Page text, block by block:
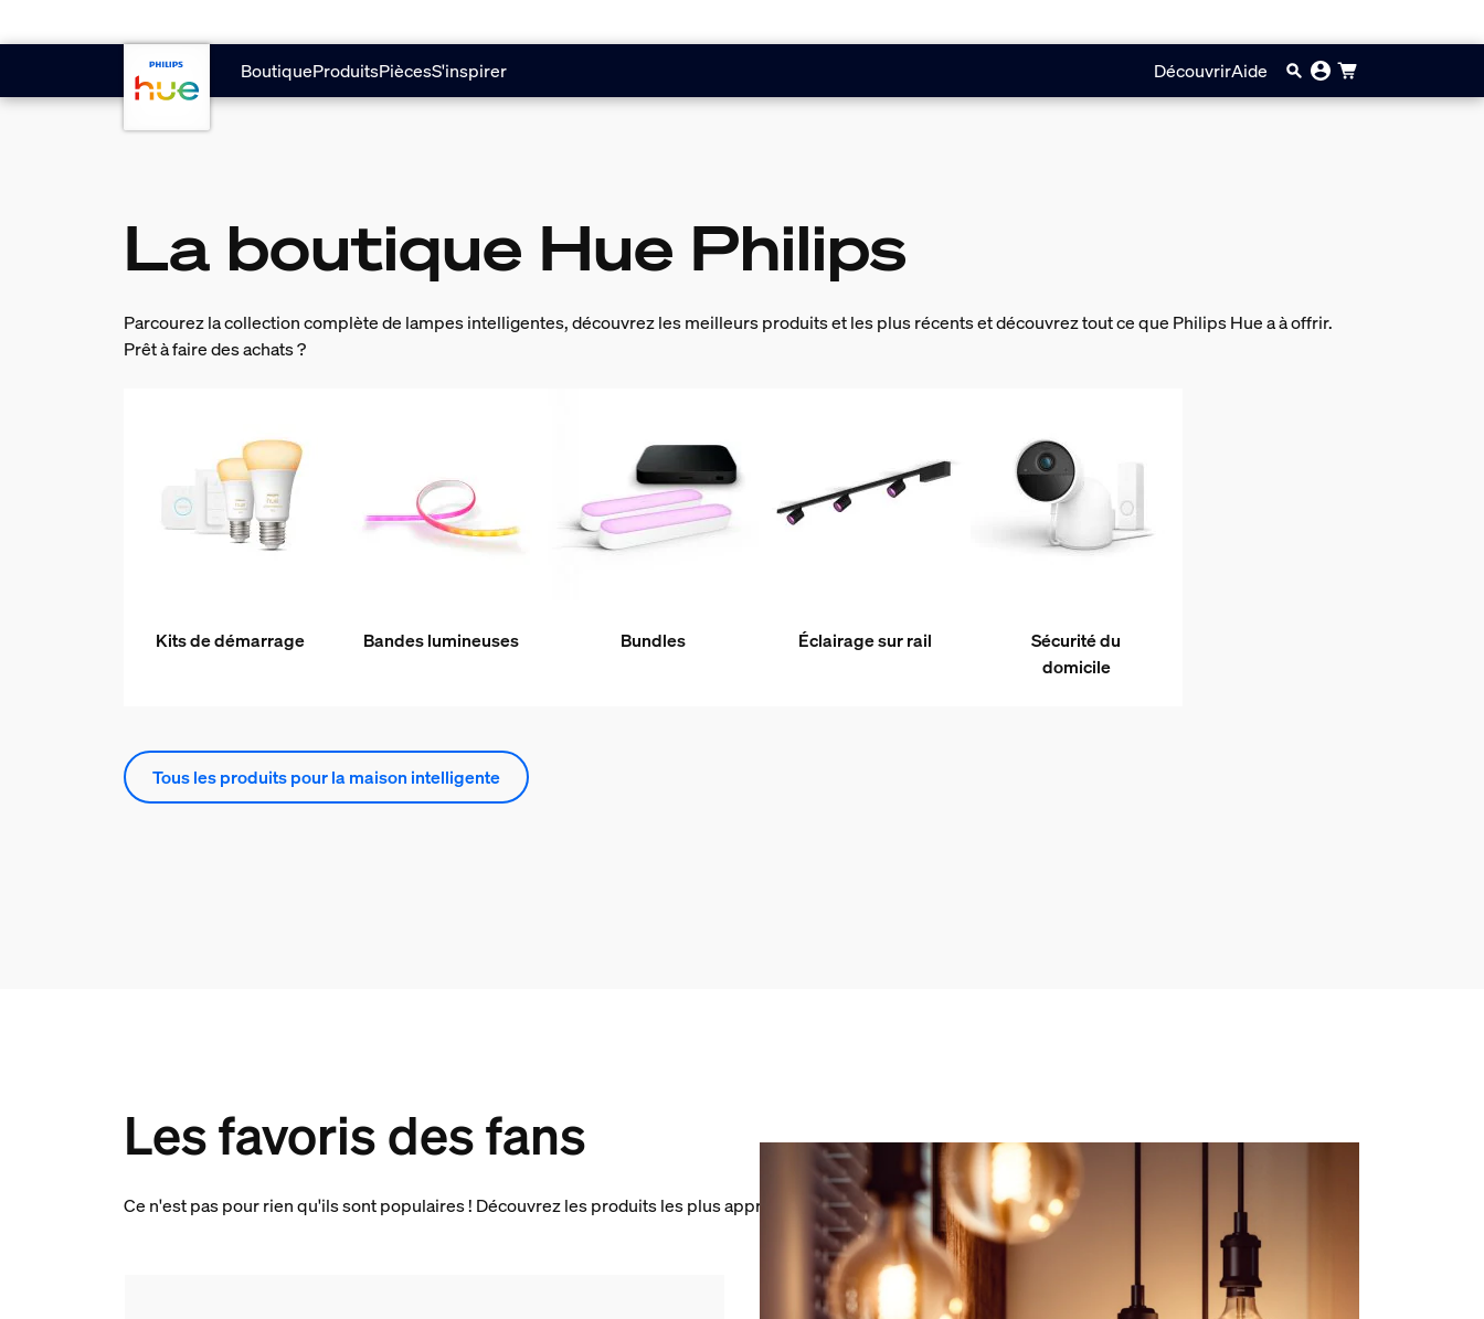
BoutiqueProduitsPiècesS'inspirer DécouvrirAide
La boutique Hue Philips
Parcourez la collection complète de lampes intelligentes, découvrez les meilleurs produits et les plus récents et découvrez tout ce que Philips Hue a à offrir.
Prêt à faire des achats ?
Kits de démarrage Bandes lumineuses Bundles Éclairage sur rail
Sécurité du
domicile
Tous les produits pour la maison intelligente
Les favoris des fans
Ce n'est pas pour rien qu'ils sont populaires ! Découvrez les produits les plus appréciés.